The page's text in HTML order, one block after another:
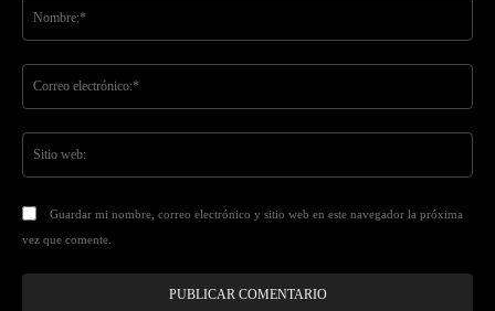
Guardar mi nombre, correo electrónico y sitio web en este navegador la próxima
vez que comente.